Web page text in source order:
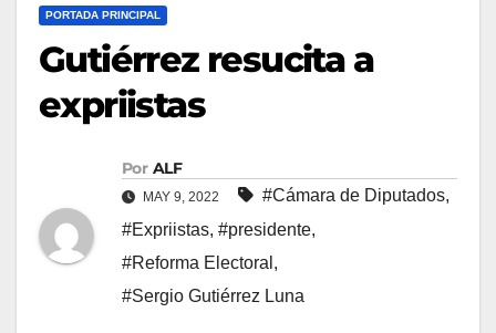
PORTADA PRINCIPAL
Gutiérrez resucita a
expriistas
Por ALF
MAY 9, 2022 #Cámara de Diputados,
#Expriistas, #presidente,
#Reforma Electoral ,
#Sergio Gutiérrez Luna